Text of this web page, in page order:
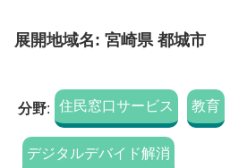
展開地域名: 宮崎県 都城市
分野: 住民窓口サービス 教育
デジタルデバイド解消